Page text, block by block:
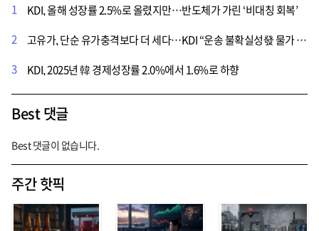
1
KDI, 올해 성장률 2.5%로 올렸지만…반도체가 가린 ‘비대칭 회복’
2
고유가, 단순 유가충격보다 더 세다…KDI “운송 불확실성發 물가 압력, 내년까지 갈 수 있다”
3
KDI, 2025년 韓 경제성장률 2.0%에서 1.6%로 하향
Best 댓글
Best 댓글이 없습니다.
주간 핫픽